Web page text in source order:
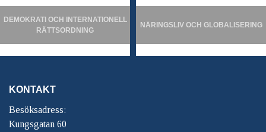
DEMOKRATI OCH INTERNATIONELL
RÄTTSORDNING
NÄRINGSLIV OCH GLOBALISERING
KONTAKT
Besöksadress:
Kungsgatan 60